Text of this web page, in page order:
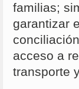
familias;
garantizar
acceso a
transporte